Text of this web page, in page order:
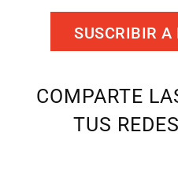
SUSCRIBIR A
COMPARTE
TUS